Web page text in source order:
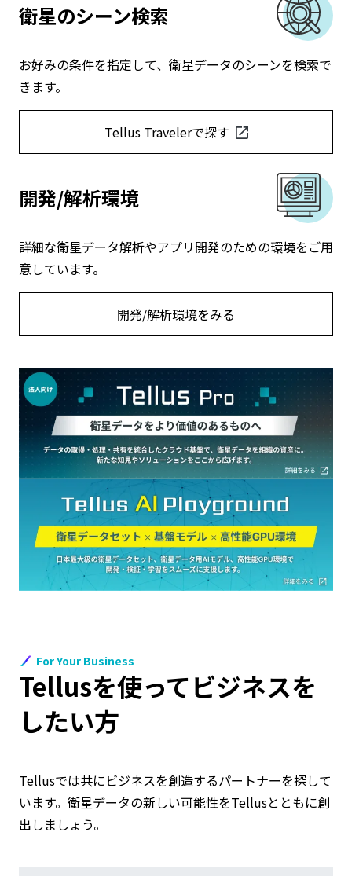
衛星のシーン検索
お好みの条件を指定して、衛星データのシーンを検索で
きます。
Tellus Travelerで探す
開発/解析環境
詳細な衛星データ解析やアプリ開発のための環境をご用
意しています。
開発/解析環境をみる
For Your Business
Tellusを使ってビジネスを
したい方
Tellusでは共にビジネスを創造するパートナーを探して
います。衛星データの新しい可能性をTellusとともに創
出しましょう。